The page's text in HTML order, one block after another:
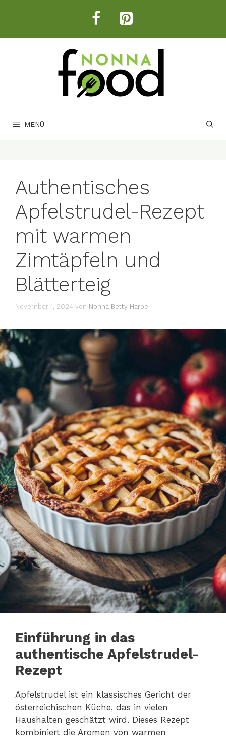
MENÜ
Authentisches
Apfelstrudel-Rezept
mit warmen
Zimtäpfeln und
Blätterteig
November 1, 2024 von Nonna Betty Harpe
Einführung in das
authentische Apfelstrudel-
Rezept
Apfelstrudel ist ein klassisches Gericht der
österreichischen Küche, das in vielen
Haushalten geschätzt wird. Dieses Rezept
kombiniert die Aromen von warmen